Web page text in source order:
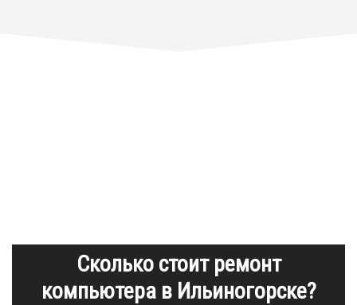
Сколько стоит ремонт
компьютера в Ильиногорске?